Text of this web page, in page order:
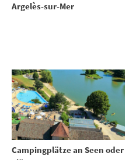
Argelès-sur-Mer
Campingplätze an Seen oder